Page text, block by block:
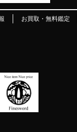
お買取・無料鑑定